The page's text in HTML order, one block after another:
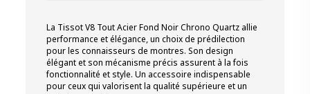
La Tissot V8 Tout Acier Fond Noir Chrono Quartz allie
performance et élégance, un choix de prédilection
pour les connaisseurs de montres. Son design
élégant et son mécanisme précis assurent à la fois
fonctionnalité et style. Un accessoire indispensable
pour ceux qui valorisent la qualité supérieure et un